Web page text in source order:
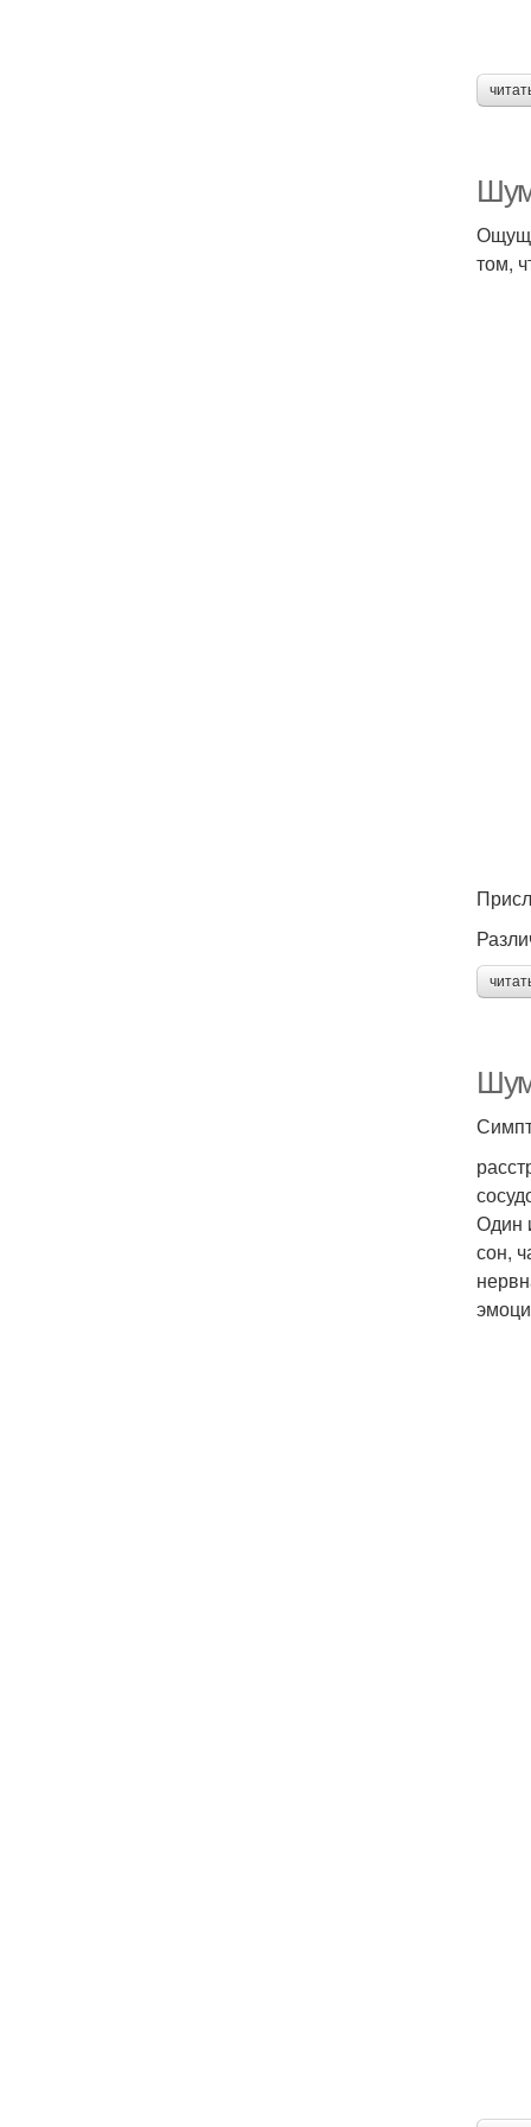
том,
Один
сон,